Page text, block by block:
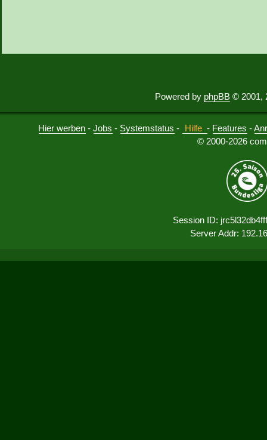
Powered by phpBB © 2001,
Hier werben -Jobs - Systemstatus - Hilfe - Features -
© 2000-2026
Session ID:
Server Addr: